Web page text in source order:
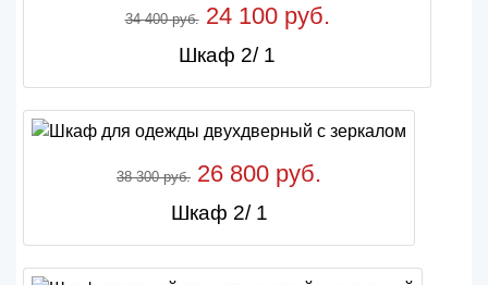
34 400 руб.24 100 руб.
Шкаф 2/ 1
38 300 руб. 26 800 руб.
Шкаф 2/ 1